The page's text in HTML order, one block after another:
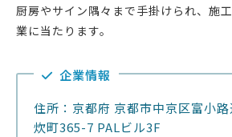
厨房やサイン隅々まで手掛けられ、施
業に当たります。
企業情報
住所：京都府 京都市中京区富小
炊町365-7 PALビル3F